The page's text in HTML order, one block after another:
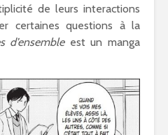
de leurs interactions
certaines questions à la
d’ensembleest un manga